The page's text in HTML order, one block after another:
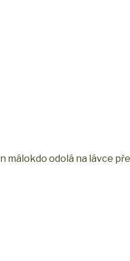
málokdo odolá na lávce